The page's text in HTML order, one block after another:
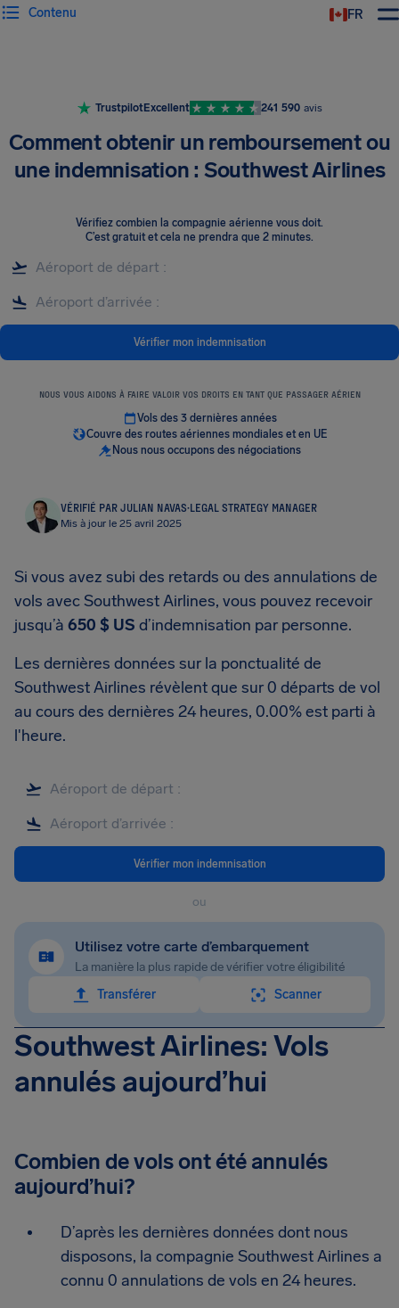
FR
Contenu
TrustpilotExcellent 241 590 avis
Comment obtenir un remboursement ou
une indemnisation : Southwest Airlines
Vérifiez combien la compagnie aérienne vous doit.
C’est gratuit et cela ne prendra que 2 minutes.
Vérifier mon indemnisation
NOUS VOUS AIDONS À FAIRE VALOIR VOS DROITS EN TANT QUE PASSAGER AÉRIEN
Vols des 3 dernières années
Couvre des routes aériennes mondiales et en UE
Nous nous occupons des négociations
VÉRIFIÉ PAR JULIAN NAVAS·LEGAL STRATEGY MANAGER
Mis à jour le 25 avril 2025
Si vous avez subi des retards ou des annulations de
vols avec Southwest Airlines, vous pouvez recevoir
jusqu’à 650 $ US d’indemnisation par personne.
Les dernières données sur la ponctualité de
Southwest Airlines révèlent que sur 0 départs de vol
au cours des dernières 24 heures, 0.00% est parti à
l'heure.
Vérifier mon indemnisation
ou
Utilisez votre carte d’embarquement
La manière la plus rapide de vérifier votre éligibilité
Transférer
Scanner
Southwest Airlines: Vols
annulés aujourd’hui
Combien de vols ont été annulés
aujourd’hui?
D’après les dernières données dont nous
disposons, la compagnie Southwest Airlines a
connu 0 annulations de vols en 24 heures.